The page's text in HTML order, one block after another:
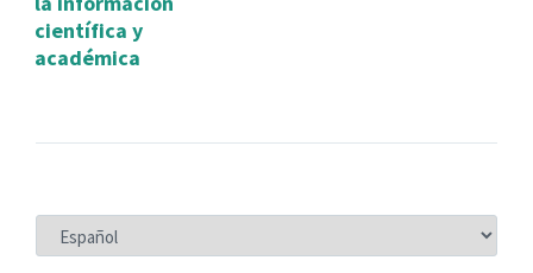
científica y
académica
ELEGIR